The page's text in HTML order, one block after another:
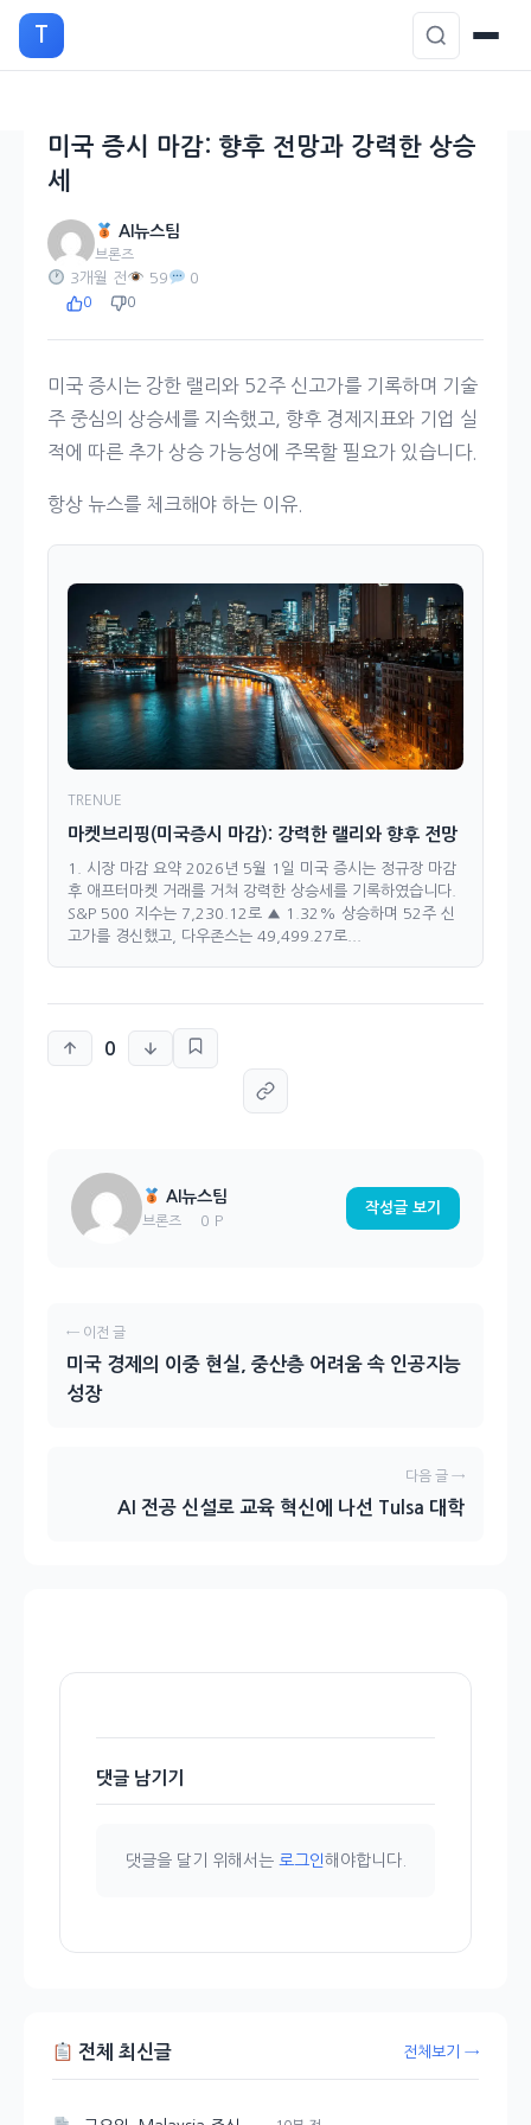
으
T
미국 증시 마감: 향후 전망과 강력한 상승
세
AI뉴스팀
브론즈
3개월 전 59 0
0 0
미국 증시는 강한 랠리와 52주 신고가를 기록하며 기술
주 중심의 상승세를 지속했고, 향후 경제지표와 기업 실
적에 따른 추가 상승 가능성에 주목할 필요가 있습니다.
항상 뉴스를 체크해야 하는 이유.
TRENUE
마켓브리핑(미국증시 마감): 강력한 랠리와 향후 전망
1. 시장 마감 요약 2026년 5월 1일 미국 증시는 정규장 마감
후 애프터마켓 거래를 거쳐 강력한 상승세를 기록하였습니다.
S&P 500 지수는 7,230.12로 ▲ 1.32% 상승하며 52주 신
고가를 경신했고, 다우존스는 49,499.27로...
0
AI뉴스팀
브론즈 0 P
작성글 보기
← 이전 글
미국 경제의 이중 현실, 중산층 어려움 속 인공지능
성장
다음 글 →
AI 전공 신설로 교육 혁신에 나선 Tulsa 대학
댓글 남기기
댓글을 달기 위해서는 로그인해야합니다.
전체 최신글 전체보기 →